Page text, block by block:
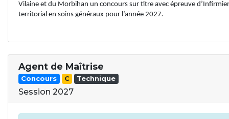
Vilaine et du Morbihan un concours sur titre avec épreuve d’Infirmier
territorial en soins généraux pour l’année 2027.
Agent de Maîtrise
Concours C Technique
Session 2027